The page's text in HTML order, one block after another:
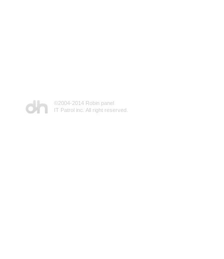
©2004-2014 Robin panel
IT Patrol inc. All right reserved.